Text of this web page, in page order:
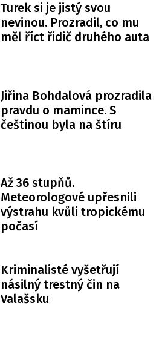
Turek si je jistý svou
nevinou. Prozradil, co mu
měl říct řidič druhého auta
Jiřina Bohdalová prozradila
pravdu o mamince. S
češtinou byla na štíru
Až 36 stupňů.
Meteorologové upřesnili
výstrahu kvůli tropickému
počasí
Kriminalisté vyšetřují
násilný trestný čin na
Valašsku